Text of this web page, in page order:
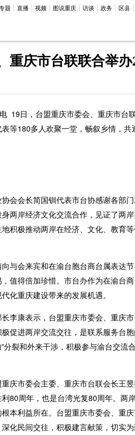
题 直播 视频 图说重庆 访谈 政务 区县
重庆市台联联合举
日，台盟重庆市委会、重庆市台
等180多人欢聚一堂，畅叙乡情，共
会长简国钏代表市台协感谢各部
两岸经济文化交流合作，见证了两
积极推动两岸在经济、文化、教育
会来宾和在渝台胞台商台属表达
值得倍加珍惜。市台办作为在渝台
化重庆建设带来的发展机遇。
康表示，台盟重庆市委会、重庆
促进两岸交流交往，是联系服务台
”分裂和外来干涉，积极参与渝台交
市委会主委、重庆市台联会长王
80周年，也是台湾光复80周年。
本利益所在。台盟重庆市委会、重
化民间交往，积极建言献策，切实